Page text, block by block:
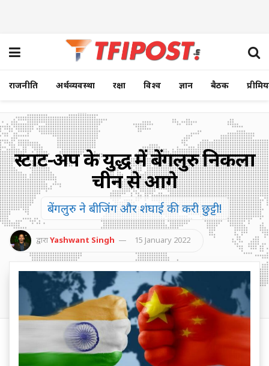
राजनीति अर्थव्यवस्था रक्षा विश्व ज्ञान बैठक
स्टार्ट-अप के युद्ध में बेंगलुरु निकला
चीन से आगे
बेंगलुरु ने बीजिंग और शंघाई की करी छुट्टी!
द्वाराYashwant Singh 15 January 2022